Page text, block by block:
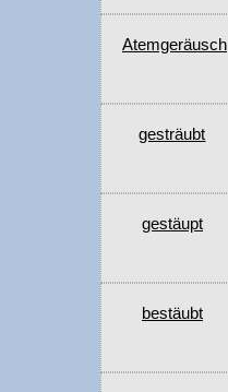
Atemgeräusch
gesträubt
gestäupt
bestäubt